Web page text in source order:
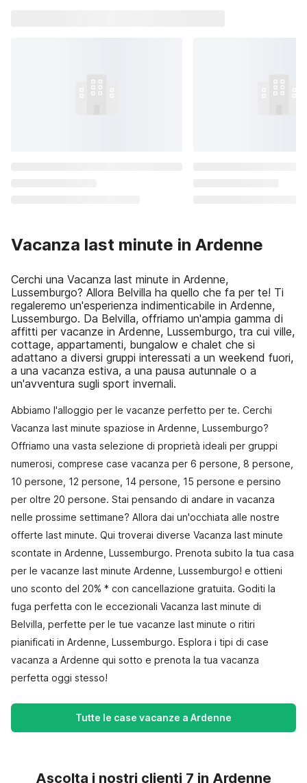
Vacanza last minute in Ardenne
Cerchi una Vacanza last minute in Ardenne,
Lussemburgo? Allora Belvilla ha quello che fa per te! Ti
regaleremo un'esperienza indimenticabile in Ardenne,
Lussemburgo. Da Belvilla, offriamo un'ampia gamma di
affitti per vacanze in Ardenne, Lussemburgo, tra cui ville,
cottage, appartamenti, bungalow e chalet che si
adattano a diversi gruppi interessati a un weekend fuori,
a una vacanza estiva, a una pausa autunnale o a
un'avventura sugli sport invernali.
Abbiamo l'alloggio per le vacanze perfetto per te. Cerchi
Vacanza last minute spaziose in Ardenne, Lussemburgo?
Offriamo una vasta selezione di proprietà ideali per gruppi
numerosi, comprese case vacanza per 6 persone, 8 persone,
10 persone, 12 persone, 14 persone, 15 persone e persino
per oltre 20 persone. Stai pensando di andare in vacanza
nelle prossime settimane? Allora dai un'occhiata alle nostre
offerte last minute. Qui troverai diverse Vacanza last minute
scontate in Ardenne, Lussemburgo. Prenota subito la tua casa
per le vacanze last minute Ardenne, Lussemburgo! e ottieni
uno sconto del 20% * con cancellazione gratuita. Goditi la
fuga perfetta con le eccezionali Vacanza last minute di
Belvilla, perfette per le tue vacanze last minute o ritiri
pianificati in Ardenne, Lussemburgo. Esplora i tipi di case
vacanza a Ardenne qui sotto e prenota la tua vacanza
perfetta oggi stesso!
Tutte le case vacanze a Ardenne
Ascolta i nostri clienti 7 in Ardenne